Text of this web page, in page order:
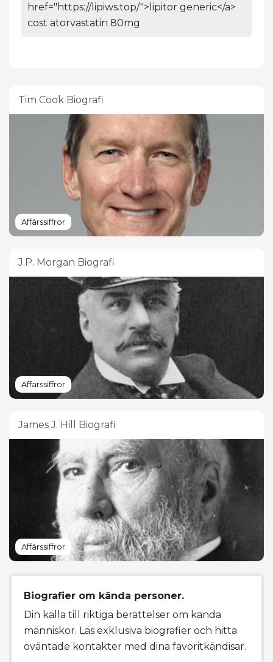
href="https://lipiws.top/">lipitor generic</a>
cost atorvastatin 80mg
Tim Cook Biografi
Affärssiffror
J.P. Morgan Biografi
Affärssiffror
James J. Hill Biografi
Affärssiffror
Biografier om kända personer.
Din källa till riktiga berättelser om kända
människor. Läs exklusiva biografier och hitta
oväntade kontakter med dina favoritkändisar.